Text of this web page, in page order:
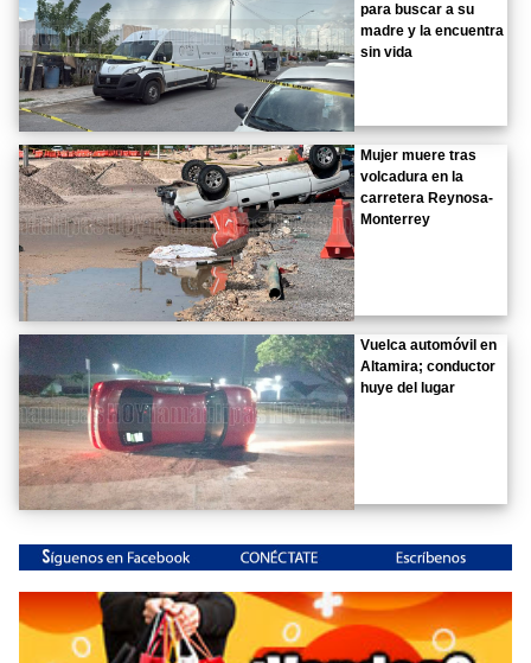
para buscar a su
madre y la encuentra
sin vida
Mujer muere tras
volcadura en la
carretera Reynosa-
Monterrey
Vuelca automóvil en
Altamira; conductor
huye del lugar